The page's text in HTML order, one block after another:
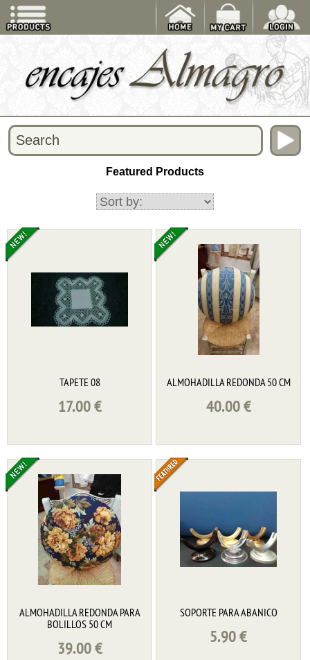
Featured Products
TAPETE 08
17.00€
ALMOHADILLA REDONDA 50 CM
40.00€
ALMOHADILLA REDONDA PARA
BOLILLOS 50 CM
39.00€
SOPORTE PARA ABANICO
5.90€